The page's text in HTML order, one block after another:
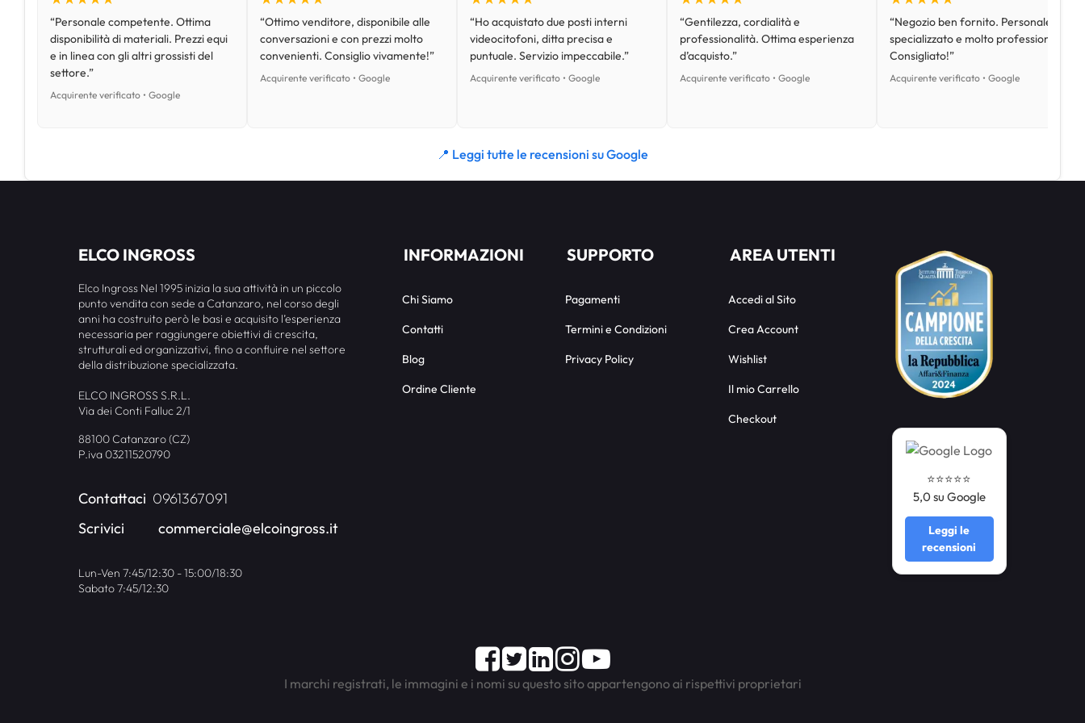
“Personale competente. Ottima
disponibilità di materiali. Prezzi equi
e in linea con gli altri grossisti del
settore.”
Acquirente verificato • Google
“Ottimo venditore, disponibile alle
conversazioni e con prezzi molto
convenienti. Consiglio vivamente!”
Acquirente verificato • Google
“Ho acquistato due posti interni
videocitofoni, ditta precisa e
puntuale. Servizio impeccabile.”
Acquirente verificato • Google
“Gentilezza, cordialità e
professionalità. Ottima esperienza
d’acquisto.”
Acquirente verificato • Google
“Negozio ben fornito. Personale
specializzato e molto professionale.
Consigliato!”
Acquirente verificato • Google
📍 Leggi tutte le recensioni su Google
ELCO INGROSS
Elco Ingross Nel 1995 inizia la sua attività in un piccolo
punto vendita con sede a Catanzaro, nel corso degli
anni ha costruito però le basi e acquisito l’esperienza
necessaria per raggiungere obiettivi di crescita,
strutturali ed organizzativi, fino a confluire nel settore
della distribuzione specializzata.
ELCO INGROSS S.R.L.
Via dei Conti Falluc 2/1
88100 Catanzaro (CZ)
P.iva 03211520790
Contattaci 0961367091
Scrivici
commerciale@elcoingross.it
Lun-Ven 7:45/12:30 - 15:00/18:30
Sabato 7:45/12:30
INFORMAZIONI
Chi Siamo
Contatti
Blog
Ordine Cliente
SUPPORTO
Pagamenti
Termini e Condizioni
Privacy Policy
AREA UTENTI
Accedi al Sito
Crea Account
Wishlist
Il mio Carrello
Checkout
⭐️⭐️⭐️⭐️⭐️
5,0 su Google
Leggi le
recensioni
Facebook
TwitterLinkedInInstagram
Youtube
I marchi registrati, le immagini e i nomi su questo sito appartengono ai rispettivi proprietari